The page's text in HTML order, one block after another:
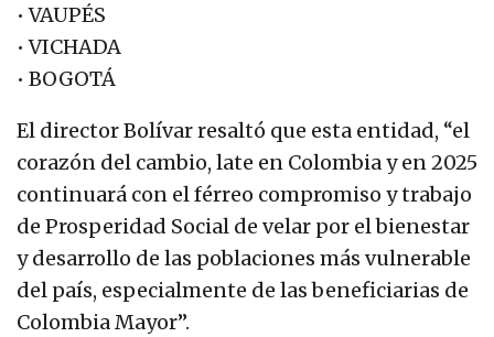
• VAUPÉS
• VICHADA
• BOGOTÁ
El director Bolívar resaltó que esta entidad, “el
corazón del cambio, late en Colombia y en 2025
continuará con el férreo compromiso y trabajo
de Prosperidad Social de velar por el bienestar
y desarrollo de las poblaciones más vulnerable
del país, especialmente de las beneficiarias de
Colombia Mayor”.